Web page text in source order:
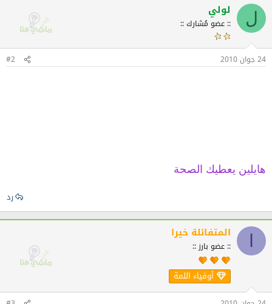
ل لولي
:: عضو مُشارك ::
24 جوان 2010 #2
هايلين يعطيك الصحة
رد
المتفائلة خيرا
:: عضو بارز ::
أوفياء اللمة